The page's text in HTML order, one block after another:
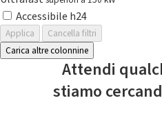
Accessibile h24
Applica
Cancella filtri
Carica altre colonnine
Attendi
stiamo